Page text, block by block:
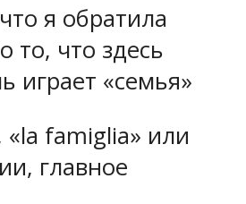
я обратила
то, что здесь
играет «семья»
«la famiglia» или
главное